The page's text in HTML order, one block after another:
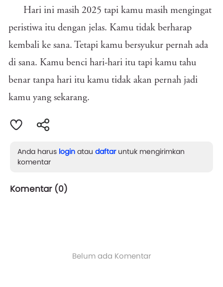
Hari ini masih 2025 tapi kamu masih mengingat
peristiwa itu dengan jelas. Kamu tidak berharap
kembali ke sana. Tetapi kamu bersyukur pernah ada
di sana. Kamu benci hari-hari itu tapi kamu tahu
benar tanpa hari itu kamu tidak akan pernah jadi
kamu yang sekarang.
Anda harus login atau daftaruntuk mengirimkan
komentar
Komentar (0)
Belum ada Komentar